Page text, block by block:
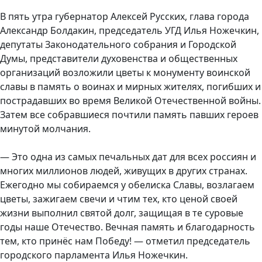
В пять утра губернатор Алексей Русских, глава города
Александр Болдакин, председатель УГД Илья Ножечкин,
депутаты Законодательного собрания и Городской
Думы, представители духовенства и общественных
организаций возложили цветы к монументу воинской
славы в память о воинах и мирных жителях, погибших и
пострадавших во время Великой Отечественной войны.
Затем все собравшиеся почтили память павших героев
минутой молчания.
— Это одна из самых печальных дат для всех россиян и
многих миллионов людей, живущих в других странах.
Ежегодно мы собираемся у обелиска Славы, возлагаем
цветы, зажигаем свечи и чтим тех, кто ценой своей
жизни выполнил святой долг, защищая в те суровые
годы наше Отечество. Вечная память и благодарность
тем, кто принёс нам Победу! — отметил председатель
городского парламента Илья Ножечкин.